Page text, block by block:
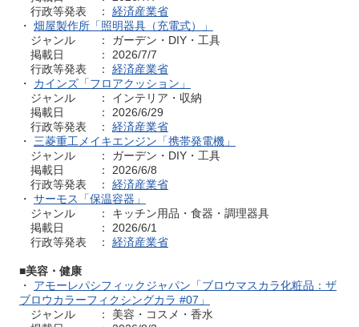
行政等発表 ： 経済産業省
・ 畑屋製作所「照明器具（充電式）」
ジャンル ： ガーデン・DIY・工具
掲載日 ： 2026/7/7
行政等発表 ： 経済産業省
・ カインズ「フロアクッション」
ジャンル ： インテリア・収納
掲載日 ： 2026/6/29
行政等発表 ： 経済産業省
・ 三菱重工メイキエンジン「携帯発電機」
ジャンル ： ガーデン・DIY・工具
掲載日 ： 2026/6/8
行政等発表 ： 経済産業省
・ サーモス「保温容器」
ジャンル ： キッチン用品・食器・調理器具
掲載日 ： 2026/6/1
行政等発表 ： 経済産業省
■美容・健康
・ アモーレパシフィックジャパン「ブロウマスカラ化粧品：ザ
ブロウカラーフィクシングカラ #07」
ジャンル ： 美容・コスメ・香水